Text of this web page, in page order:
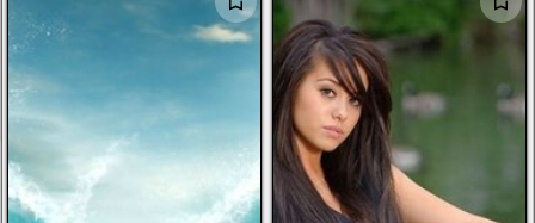
الرجال
صور شخصية
أخرى